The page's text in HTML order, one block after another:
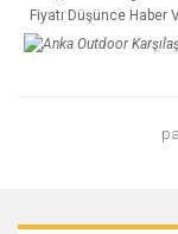
Fiyatı Düşünce Haber